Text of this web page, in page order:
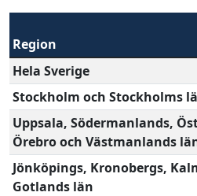
Region
Hela Sverige
Stockholm och Stockholms
Uppsala, Södermanlands,
Örebro och Västmanlands
Jönköpings, Kronobergs,
Gotlands län